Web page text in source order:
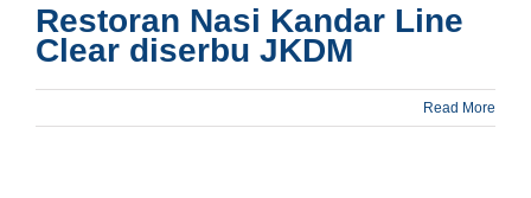
Restoran Nasi Kandar Line
Clear diserbu JKDM
Read More